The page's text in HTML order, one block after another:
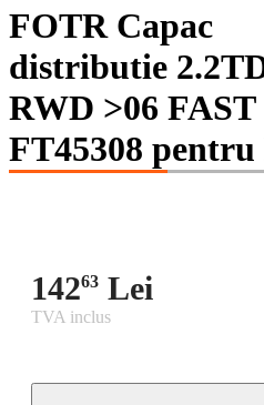
FOTR Capac
distributie
RWD >06 FAST
FT45308
14263 Lei
TVA inclus